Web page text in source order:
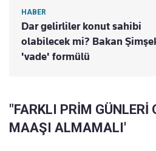
HABER
Dar gelirliler konut sahibi
olabilecek mi? Bakan
'vade' formülü
"FARKLI PRİM GÜNLERİ
MAAŞI ALMAMALI'